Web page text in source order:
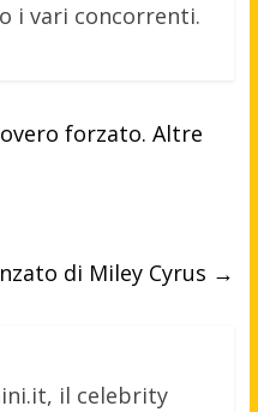
i vari concorrenti.
forzato. Altre
di Miley Cyrus →
il celebrity